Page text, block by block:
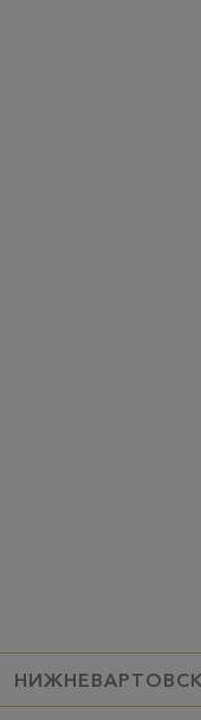
НИЖНЕВАРТОВСК